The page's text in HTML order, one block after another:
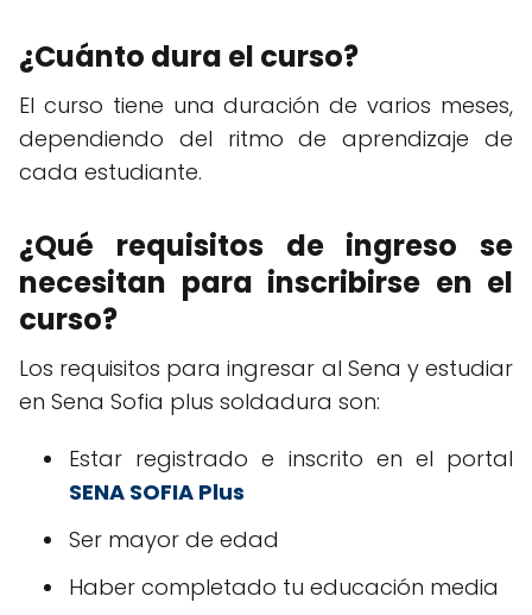
¿Cuánto dura el curso?
El curso tiene una duración de varios meses,
dependiendo del ritmo de aprendizaje de
cada estudiante.
¿Qué requisitos de ingreso se
necesitan para inscribirse en el
curso?
Los requisitos para ingresar al Sena y estudiar
en Sena Sofia plus soldadura son:
Estar registrado e inscrito en el portal
SENA SOFIA Plus
Ser mayor de edad
Haber completado tu educación media